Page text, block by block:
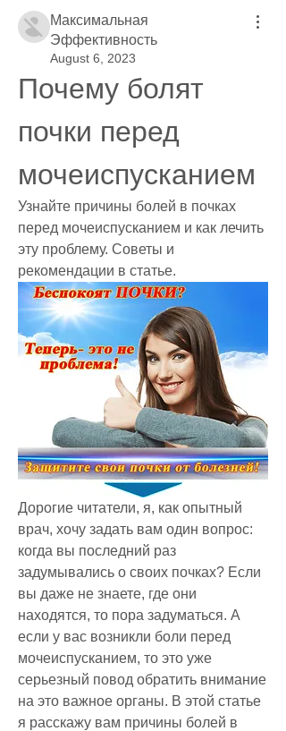
Максимальная
Эффективность
August 6, 2023
Почему болят
почки перед
мочеиспусканием
Узнайте причины болей в почках
перед мочеиспусканием и как лечить
эту проблему. Советы и
рекомендации в статье.
Дорогие читатели, я, как опытный
врач, хочу задать вам один вопрос:
когда вы последний раз
задумывались о своих почках? Если
вы даже не знаете, где они
находятся, то пора задуматься. А
если у вас возникли боли перед
мочеиспусканием, то это уже
серьезный повод обратить внимание
на это важное органы. В этой статье
я расскажу вам причины болей в